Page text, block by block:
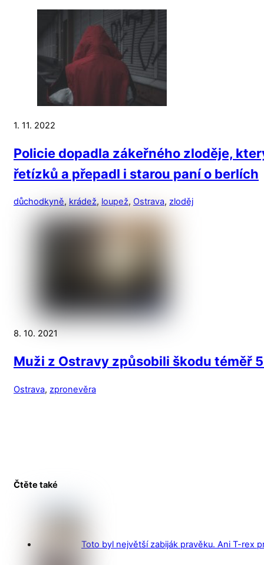
1. 11. 2022
Policie dopadla zákeřného zloděje,
řetízků a přepadl i starou paní o berlích
důchodkyně, krádež, loupež, Ostrava, zloděj
8. 10. 2021
Muži z Ostravy způsobili škodu téměř
Ostrava, zpronevěra
Čtěte také
Toto byl největší zabiják pravěku. Ani T-rex